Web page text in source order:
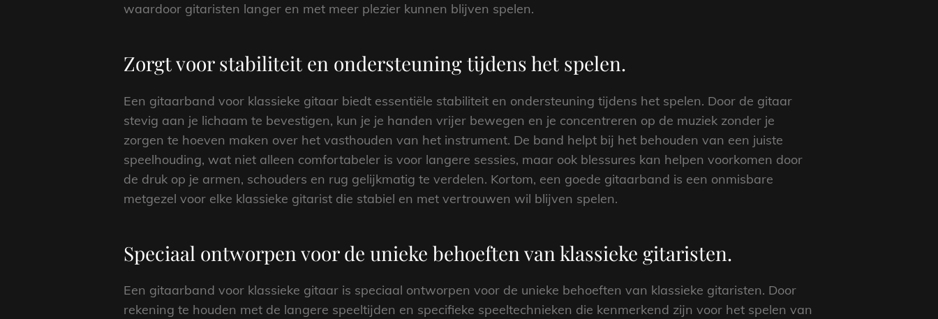
waardoor gitaristen langer en met meer plezier kunnen blijven spelen.
Zorgt voor stabiliteit en ondersteuning tijdens het spelen.
Een gitaarband voor klassieke gitaar biedt essentiële stabiliteit en ondersteuning tijdens het spelen. Door de gitaar
stevig aan je lichaam te bevestigen, kun je je handen vrijer bewegen en je concentreren op de muziek zonder je
zorgen te hoeven maken over het vasthouden van het instrument. De band helpt bij het behouden van een juiste
speelhouding, wat niet alleen comfortabeler is voor langere sessies, maar ook blessures kan helpen voorkomen door
de druk op je armen, schouders en rug gelijkmatig te verdelen. Kortom, een goede gitaarband is een onmisbare
metgezel voor elke klassieke gitarist die stabiel en met vertrouwen wil blijven spelen.
Speciaal ontworpen voor de unieke behoeften van klassieke gitaristen.
Een gitaarband voor klassieke gitaar is speciaal ontworpen voor de unieke behoeften van klassieke gitaristen. Door
rekening te houden met de langere speeltijden en specifieke speeltechnieken die kenmerkend zijn voor het spelen van